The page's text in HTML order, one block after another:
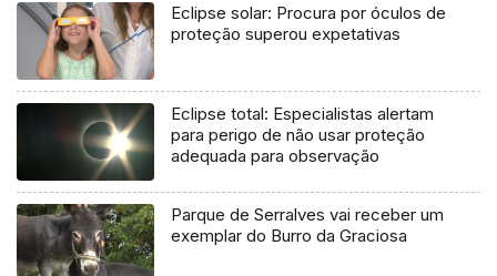
Eclipse solar: Procura por óculos de
proteção superou expetativas
Eclipse total: Especialistas alertam
para perigo de não usar proteção
adequada para observação
Parque de Serralves vai receber um
exemplar do Burro da Graciosa